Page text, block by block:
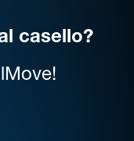
casello?